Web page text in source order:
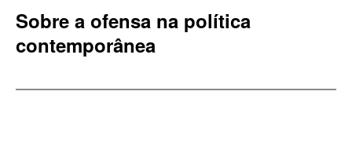
Sobre a ofensa na política
contemporânea